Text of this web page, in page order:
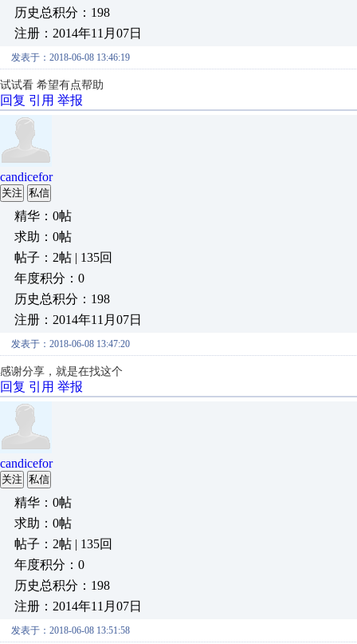
历史总积分：198
注册：2014年11月07日
发表于：2018-06-08 13:46:19
试试看 希望有点帮助
回复 引用 举报
candicefor
关注 私信
精华：0帖
求助：0帖
帖子：2帖 | 135回
年度积分：0
历史总积分：198
注册：2014年11月07日
发表于：2018-06-08 13:47:20
感谢分享，就是在找这个
回复 引用 举报
candicefor
关注 私信
精华：0帖
求助：0帖
帖子：2帖 | 135回
年度积分：0
历史总积分：198
注册：2014年11月07日
发表于：2018-06-08 13:51:58